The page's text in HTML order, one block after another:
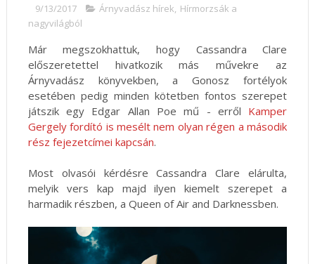
9/13/2017 Árnyvadász hírek, Hírmorzsák a
nagyvilágból
Már megszokhattuk, hogy Cassandra Clare
előszeretettel hivatkozik más művekre az
Árnyvadász könyvekben, a Gonosz fortélyok
esetében pedig minden kötetben fontos szerepet
játszik egy Edgar Allan Poe mű - erről Kamper
Gergely fordító is mesélt nem olyan régen a második
rész fejezetcímei kapcsán.
Most olvasói kérdésre Cassandra Clare elárulta,
melyik vers kap majd ilyen kiemelt szerepet a
harmadik részben, a Queen of Air and Darknessben.